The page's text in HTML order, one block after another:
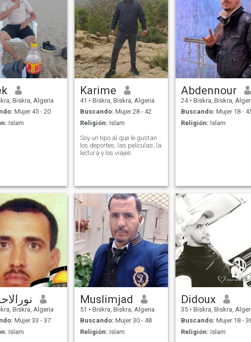
Biskra, Algeria
Mujer 45 - 20
Islam
Karime
41 • Biskra, Biskra, Algeria
Buscando: Mujer 28 - 42
Religión: Islam
Soy un tipo al que le gustan
los deportes, las películas, la
lectura y los viajes.
Abdennour
24 • Biskra, Biskra,
Buscando: Mujer 18 -
Religión: Islam
Biskra, Algeria
Mujer 33 - 37
Islam
Muslimjad
51 • Biskra, Biskra, Algeria
Buscando: Mujer 30 - 48
Religión: Islam
Didoux
35 • Biskra, Biskra,
Buscando: Mujer 18 -
Religión: Islam